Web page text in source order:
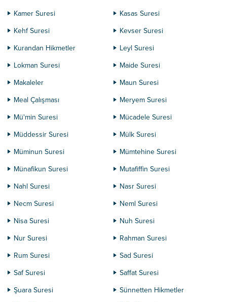
Kamer Suresi
Kasas Suresi
Kehf Suresi
Kevser Suresi
Kurandan Hikmetler
Leyl Suresi
Lokman Suresi
Maide Suresi
Makaleler
Maun Suresi
Meal Çalışması
Meryem Suresi
Mü'min Suresi
Mücadele Suresi
Müddessir Suresi
Mülk Suresi
Müminun Suresi
Mümtehine Suresi
Münafikun Suresi
Mutafiffin Suresi
Nahl Suresi
Nasr Suresi
Necm Suresi
Neml Suresi
Nisa Suresi
Nuh Suresi
Nur Suresi
Rahman Suresi
Rum Suresi
Sad Suresi
Saf Suresi
Saffat Suresi
Şuara Suresi
Sünnetten Hikmetler